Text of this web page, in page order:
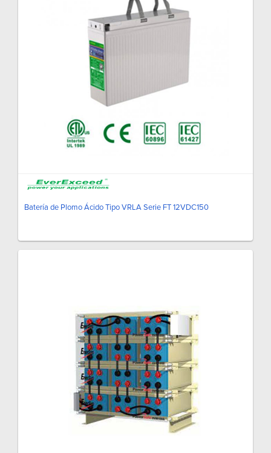
Batería de Plomo Ácido Tipo VRLA Serie FT 12VDC150